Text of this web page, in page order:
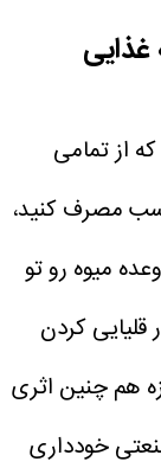
غذایی
از تمامی
مصرف کنید،
میوه رو تو
قلیایی کردن
هم چنین اثری
خودداری